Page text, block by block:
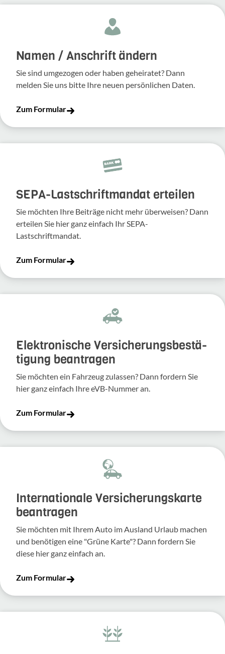
Namen / Anschrift ändern
Sie sind umgezogen oder haben geheiratet? Dann
melden Sie uns bitte Ihre neuen persönlichen Daten.
Zum Formular
SEPA-Lastschriftmandat erteilen
Sie möchten Ihre Beiträge nicht mehr überweisen? Dann
erteilen Sie hier ganz einfach Ihr SEPA-
Lastschriftmandat.
Zum Formular
Elek­tro­ni­sche Versi­che­rungs­be­stä­
ti­gung bean­tragen
Sie möchten ein Fahr­zeug zulassen? Dann fordern Sie
hier ganz einfach Ihre eVB-​Nummer an.
Zum Formular
Inter­na­tio­nale Versi­che­rungs­karte
bean­tragen
Sie möchten mit Ihrem Auto im Ausland Urlaub machen
und benö­tigen eine "Grüne Karte"? Dann fordern Sie
diese hier ganz einfach an.
Zum Formular